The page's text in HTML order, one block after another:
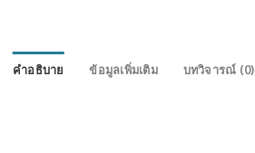
คำอธิบาย ข้อมูลเพิ่มเติม บทวิจารณ์ (0)